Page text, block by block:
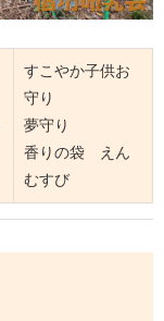
すこやか子供お
守り
夢守り
香りの袋 えん
むすび